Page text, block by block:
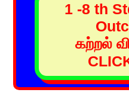
1 -8 th
கற்றல்